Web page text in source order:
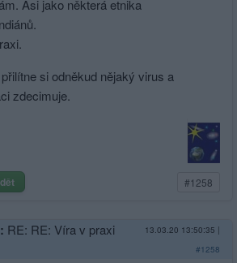
Asi jako některá etnika
si odněkud nějaký virus a
zdecimuje.
#1258
RE: RE: Víra v praxi 13.03.20 13:50:35 |
#1258